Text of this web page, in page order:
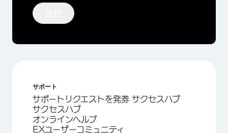
サポート
サポートリクエストを発券 サクセスハブ
サクセスハブ
オンラインヘルプ
EXユーザーコミュニティ